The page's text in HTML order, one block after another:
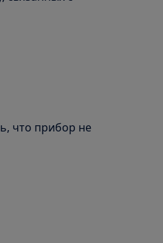
что прибор не